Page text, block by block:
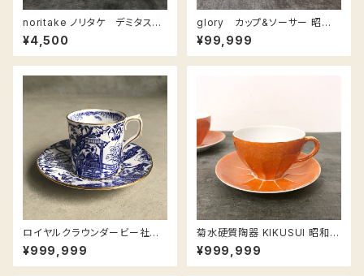
noritake ノリタケ デミタスカ
ップ カップアンドソーサー
¥4,500
glory カップ&ソーサー 昭和
レトロ / cup & saucer
¥99,999
ロイヤルクラウンダービー社の
カップ&ソーサ Mikado (一
客) 1988年 / Royal Crown
Derby Blue Mikado Cup an
¥999,999
菊水硬質陶器 KIKUSUI 昭和初
期 カップ&ソーサ / KIKUSUI C
up & Saucer 1930'
¥999,999